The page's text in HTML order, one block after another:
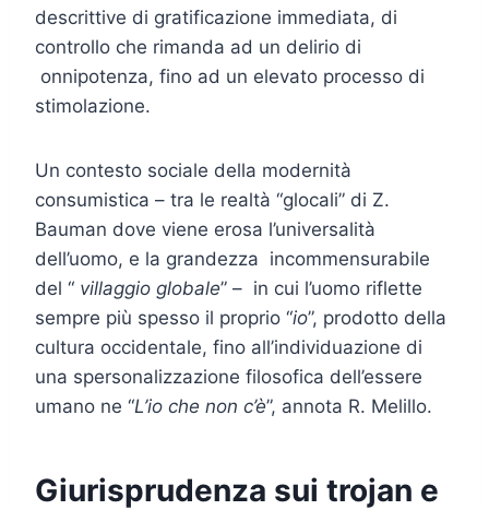
descrittive di gratificazione immediata, di
controllo che rimanda ad un delirio di
onnipotenza, fino ad un elevato processo di
stimolazione.
Un contesto sociale della modernità
consumistica – tra le realtà “glocali” di Z.
Bauman dove viene erosa l’universalità
dell’uomo, e la grandezza incommensurabile
del “ villaggio globale” – in cui l’uomo riflette
sempre più spesso il proprio “io”, prodotto della
cultura occidentale, fino all’individuazione di
una spersonalizzazione filosofica dell’essere
umano ne “L’io che non c’è”, annota R. Melillo.
Giurisprudenza sui trojan e